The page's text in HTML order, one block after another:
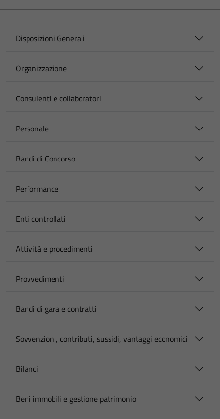
Disposizioni Generali
Organizzazione
Consulenti e collaboratori
Personale
Bandi di Concorso
Performance
Enti controllati
Attività e procedimenti
Provvedimenti
Bandi di gara e contratti
Sovvenzioni, contributi, sussidi, vantaggi economici
Bilanci
Beni immobili e gestione patrimonio